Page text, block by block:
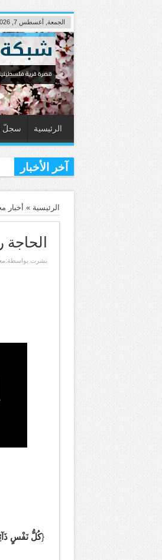
الجمعة, أغسطس 7, 2026
الرئيسية سجلّ
آخر الأخبار
الرئيسية » أخبار
نشرت بواسطة:
{كُلُّ نَفْسٍ